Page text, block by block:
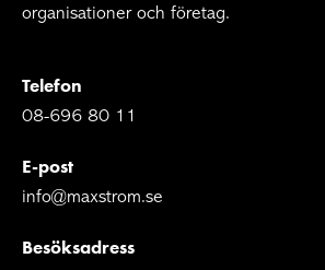
organisationer och företag.
Telefon
08-696 80 11
E-post
info@maxstrom.se
Besöksadress